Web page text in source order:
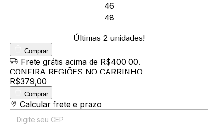
46
48
Últimas 2 unidades!
Comprar
Frete grátis acima de R$400,00.
CONFIRA REGIÕES NO CARRINHO
R$379,00
Comprar
Entregas para o CEP:
Calcular frete e prazo